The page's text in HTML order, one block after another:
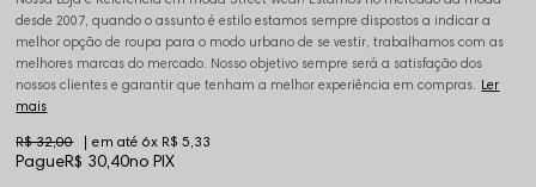
desde 2007, quando o assunto é estilo estamos sempre dispostos a indicar a
melhor opção de roupa para o modo urbano de se vestir, trabalhamos com as
melhores marcas do mercado. Nosso objetivo sempre será a satisfação dos
nossos clientes e garantir que tenham a melhor experiência em compras. Ler
mais
PagueR$ 30,40no PIX
R$ 32,00 6x R$ 5,33